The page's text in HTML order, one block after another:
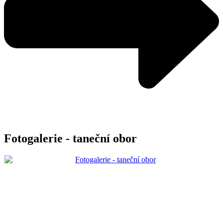
Fotogalerie - taneční obor